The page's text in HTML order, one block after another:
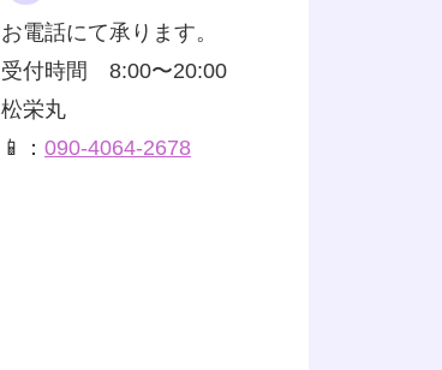
お電話にて承ります。
受付時間 8:00〜20:00
松栄丸
📱： 090-4064-2678